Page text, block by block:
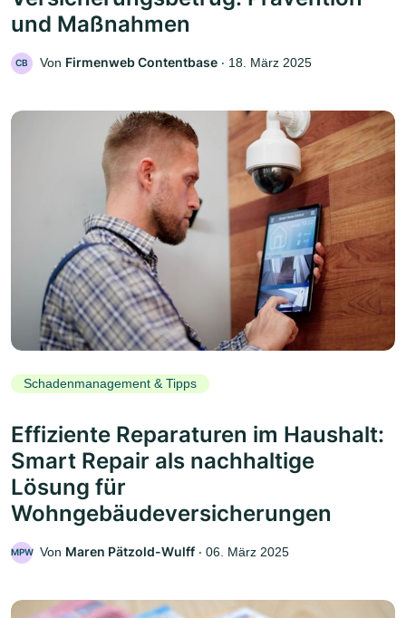
und Maßnahmen
CB Von Firmenweb Contentbase ‧ 18. März 2025
Schadenmanagement & Tipps
Effiziente Reparaturen im Haushalt:
Smart Repair als nachhaltige
Lösung für
Wohngebäudeversicherungen
MPW Von Maren Pätzold-Wulff ‧ 06. März 2025